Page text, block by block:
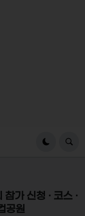
가 신청 · 코스 ·
공원